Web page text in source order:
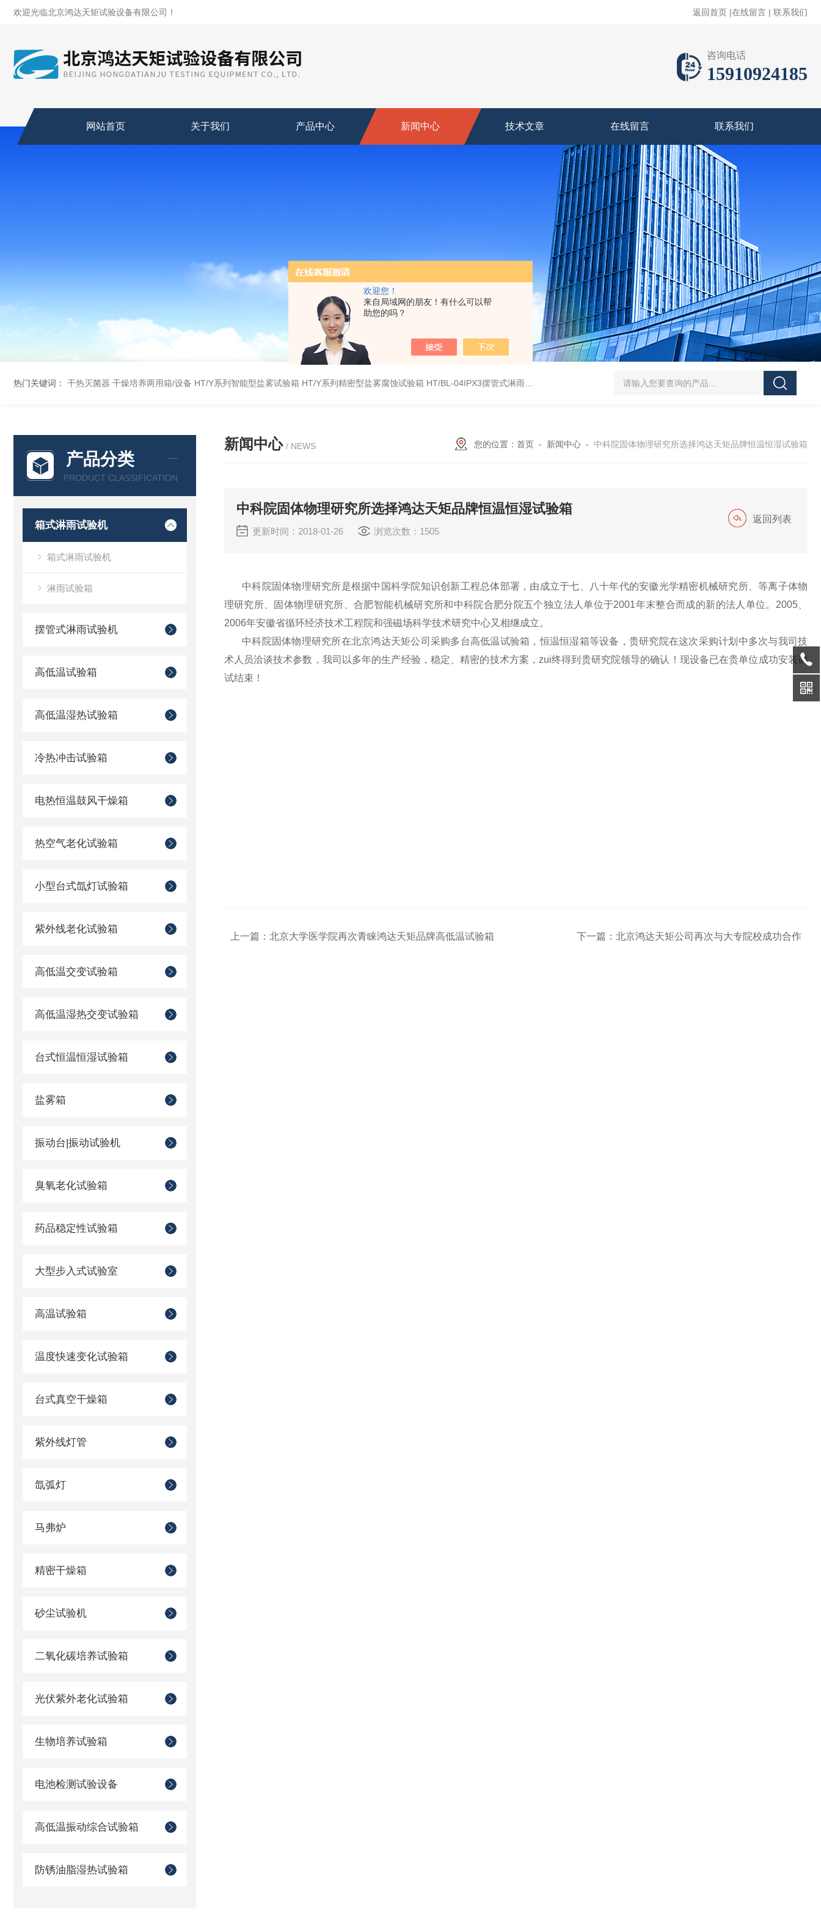
欢迎您！
来自局域网的朋友！有什么可以帮
助您的吗？
欢迎光临北京鸿达天矩试验设备有限公司！ 返回首页 |在线留言 | 联系我们
咨询电话
15910924185
网站首页 关于我们 产品中心 新闻中心 技术文章 在线留言 联系我们
热门关键词： 干热灭菌器 干燥培养两用箱/设备 HT/Y系列智能型盐雾试验箱 HT/Y系列精密型盐雾腐蚀试验箱 HT/BL-04IPX3摆管式淋雨试验机 HT/SC-800砂尘试验机厂家 HT/GDSJ-80天津小型高低温交变湿热试验
产品分类
PRODUCT CLASSIFICATION
箱式淋雨试验机
箱式淋雨试验机
淋雨试验箱
摆管式淋雨试验机
高低温试验箱
高低温湿热试验箱
冷热冲击试验箱
电热恒温鼓风干燥箱
热空气老化试验箱
小型台式氙灯试验箱
紫外线老化试验箱
高低温交变试验箱
高低温湿热交变试验箱
台式恒温恒湿试验箱
盐雾箱
振动台|振动试验机
臭氧老化试验箱
药品稳定性试验箱
大型步入式试验室
高温试验箱
温度快速变化试验箱
台式真空干燥箱
紫外线灯管
氙弧灯
马弗炉
精密干燥箱
砂尘试验机
二氧化碳培养试验箱
光伏紫外老化试验箱
生物培养试验箱
电池检测试验设备
高低温振动综合试验箱
防锈油脂湿热试验箱
新闻中心 / NEWS 您的位置： 首页 - 新闻中心 - 中科院固体物理研究所选择鸿达天矩品牌恒温恒湿试验箱
中科院固体物理研究所选择鸿达天矩品牌恒温恒湿试验箱
更新时间：2018-01-26 浏览次数：1505
返回列表
中科院固体物理研究所是根据中国科学院知识创新工程总体部署，由成立于七、八十年代的安徽光学精密机械研究所、等离子体物
理研究所、固体物理研究所、合肥智能机械研究所和中科院合肥分院五个独立法人单位于2001年末整合而成的新的法人单位。2005、
2006年安徽省循环经济技术工程院和强磁场科学技术研究中心又相继成立。
中科院固体物理研究所在北京鸿达天矩公司采购多台高低温试验箱，恒温恒湿箱等设备，贵研究院在这次采购计划中多次与我司技
术人员洽谈技术参数，我司以多年的生产经验，稳定、精密的技术方案，zui终得到贵研究院领导的确认！现设备已在贵单位成功安装调
试结束！
上一篇： 北京大学医学院再次青睐鸿达天矩品牌高低温试验箱 下一篇： 北京鸿达天矩公司再次与大专院校成功合作